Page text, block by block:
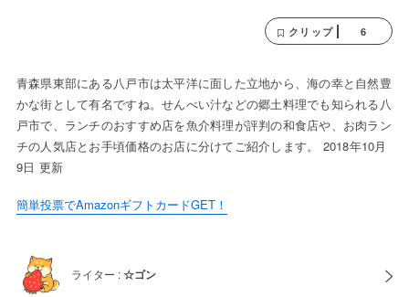
クリップ 6
青森県東部にある八戸市は太平洋に面した立地から、海の幸と自然豊
かな街として有名ですね。せんべい汁などの郷土料理でも知られる八
戸市で、ランチのおすすめ店を魚介料理が評判の和食店や、お肉ラン
チの人気店とお手頃価格のお店に分けてご紹介します。 2018年10月
9日 更新
簡単投票でAmazonギフトカードGET！
ライター :☆ゴン